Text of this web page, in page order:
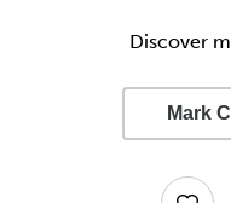
Discover
Mark